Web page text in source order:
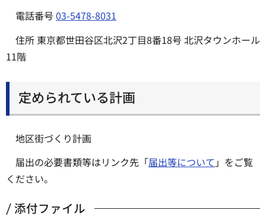
電話番号03-5478-8031
住所 東京都世田谷区北沢2丁目8番18号 北沢タウンホール
11階
定められている計画
地区街づくり計画
届出の必要書類等はリンク先「届出等について 」をご覧
ください。
添付ファイル